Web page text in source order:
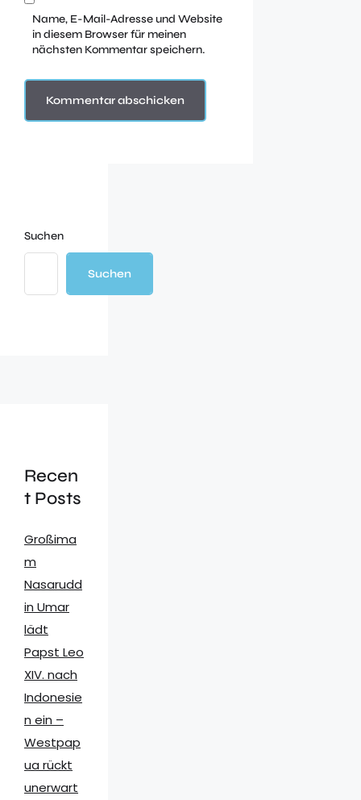
Name, E-Mail-Adresse und Website
in diesem Browser für meinen
nächsten Kommentar speichern.
Suchen
Suchen
Recen
t Posts
Großima
m
Nasarudd
in Umar
lädt
Papst Leo
XIV. nach
Indonesie
n ein –
Westpap
ua rückt
unerwart